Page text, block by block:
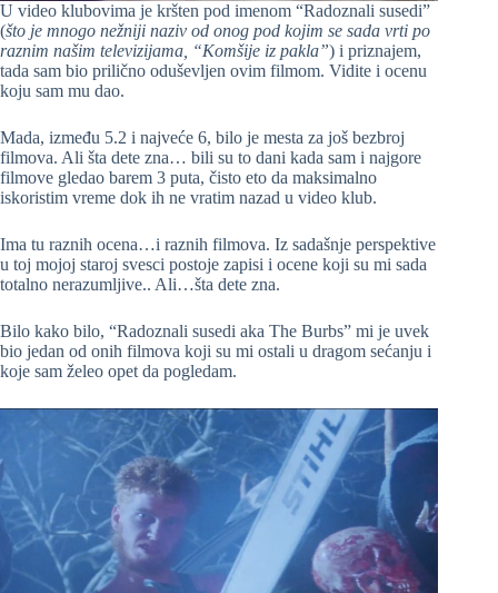
U video klubovima je kršten pod imenom “Radoznali susedi”
(što je mnogo nežniji naziv od onog pod kojim se sada vrti po
raznim našim televizijama, “Komšije iz pakla”) i priznajem,
tada sam bio prilično oduševljen ovim filmom. Vidite i ocenu
koju sam mu dao.
Mada, između 5.2 i najveće 6, bilo je mesta za još bezbroj
filmova. Ali šta dete zna… bili su to dani kada sam i najgore
filmove gledao barem 3 puta, čisto eto da maksimalno
iskoristim vreme dok ih ne vratim nazad u video klub.
Ima tu raznih ocena…i raznih filmova. Iz sadašnje perspektive
u toj mojoj staroj svesci postoje zapisi i ocene koji su mi sada
totalno nerazumljive.. Ali…šta dete zna.
Bilo kako bilo, “Radoznali susedi aka The Burbs” mi je uvek
bio jedan od onih filmova koji su mi ostali u dragom sećanju i
koje sam želeo opet da pogledam.